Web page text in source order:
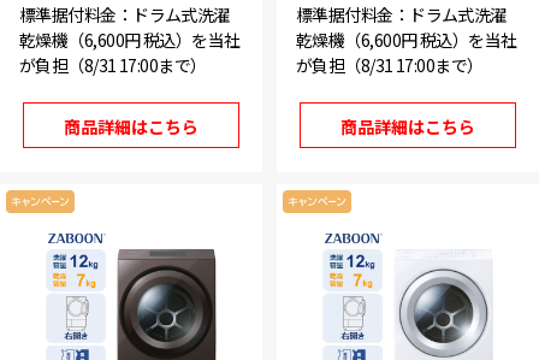
標準据付料金：ドラム式洗濯
乾燥機（6,600円 税込）を当社
が負担（8/31 17:00まで）
商品詳細はこちら
標準据付料金：ドラム式洗濯
乾燥機（6,600円 税込）を当社
が負担（8/31 17:00まで）
商品詳細はこちら